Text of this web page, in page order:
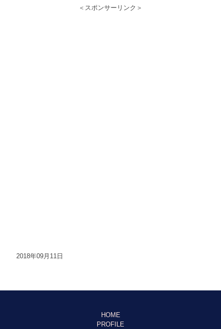
＜スポンサーリンク＞
2018年09月11日
HOME
PROFILE